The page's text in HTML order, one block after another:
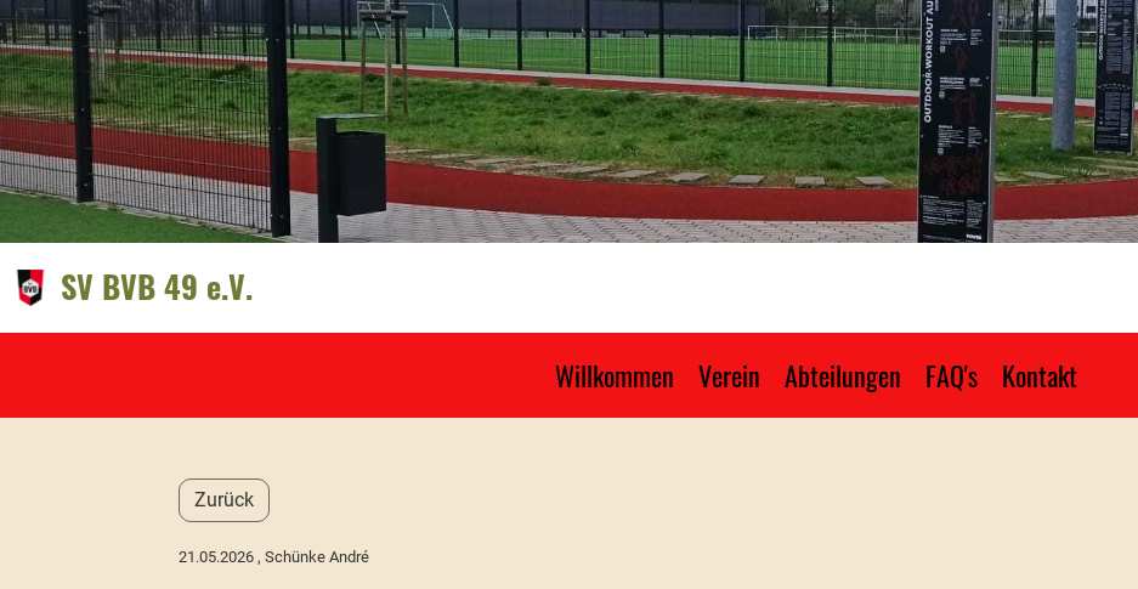
SV BVB 49 e.V.
Willkommen Verein Abteilungen FAQ's Kontakt
Zurück
21.05.2026 , Schünke André